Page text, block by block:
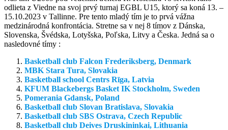
odlieta z Viedne na svoj prvý turnaj EGBL U15, ktorý sa koná 13. –
15.10.2023 v Tallinne. Pre tento mladý tím je to prvá vážna
medzinárodná konfrontácia. Stretne sa v nej 8 tímov z Dánska,
Slovenska, Švédska, Lotyšska, Poľska, Litvy a Česka. Jedná sa o
nasledovné tímy :
Basketball club Falcon Frederiksberg, Denmark
MBK Stara Tura, Slovakia
Basketball school Centrs Rīga, Latvia
KFUM Blackebergs Basket IK Stockholm, Sweden
Pomerania Gdansk, Poland
Basketball club Slovan Bratislava, Slovakia
Basketball club SBS Ostrava, Czech Republic
Basketball club Deives Druskininkai, Lithuania